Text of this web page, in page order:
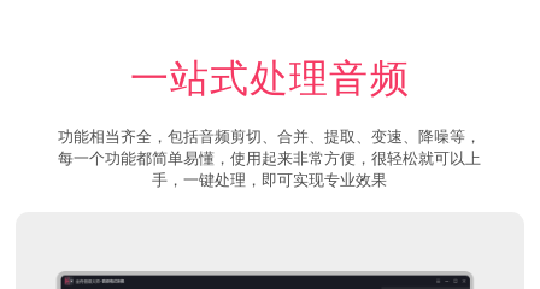
一站式处理音频
功能相当齐全，包括音频剪切、合并、提取、变速、降噪等，
每一个功能都简单易懂，使用起来非常方便，很轻松就可以上
手，一键处理，即可实现专业效果